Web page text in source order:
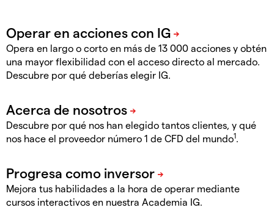
Opera en largo o corto en más de 13 000 acciones y obtén
una mayor flexibilidad con el acceso directo al mercado.
Descubre por qué deberías elegir IG.
Descubre por qué nos han elegido tantos clientes, y qué
nos hace el proveedor número 1 de CFD del mundo1.
Mejora tus habilidades a la hora de operar mediante
cursos interactivos en nuestra Academia IG.